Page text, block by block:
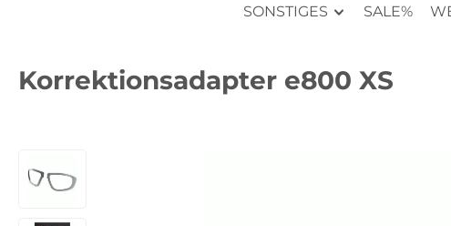
SONSTIGES SALE%
Korrektionsadapter e800 XS